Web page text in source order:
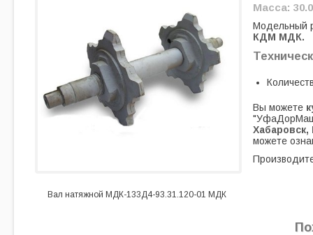
Вал натяжной МДК-133Д4-93.31.120-01 МДК
Масса: 30.0
Модельный
КДМ МДК.
Вы можете
Хабаровск,
можете